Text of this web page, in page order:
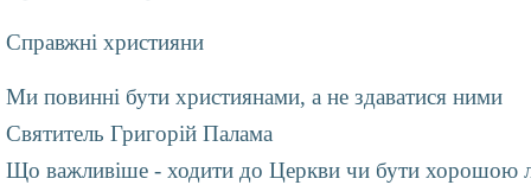
Справжні християни
Ми повинні бути християнами, а не здаватися ними
Святитель Григорій Палама
Що важливіше - ходити до Церкви чи бути хорошою